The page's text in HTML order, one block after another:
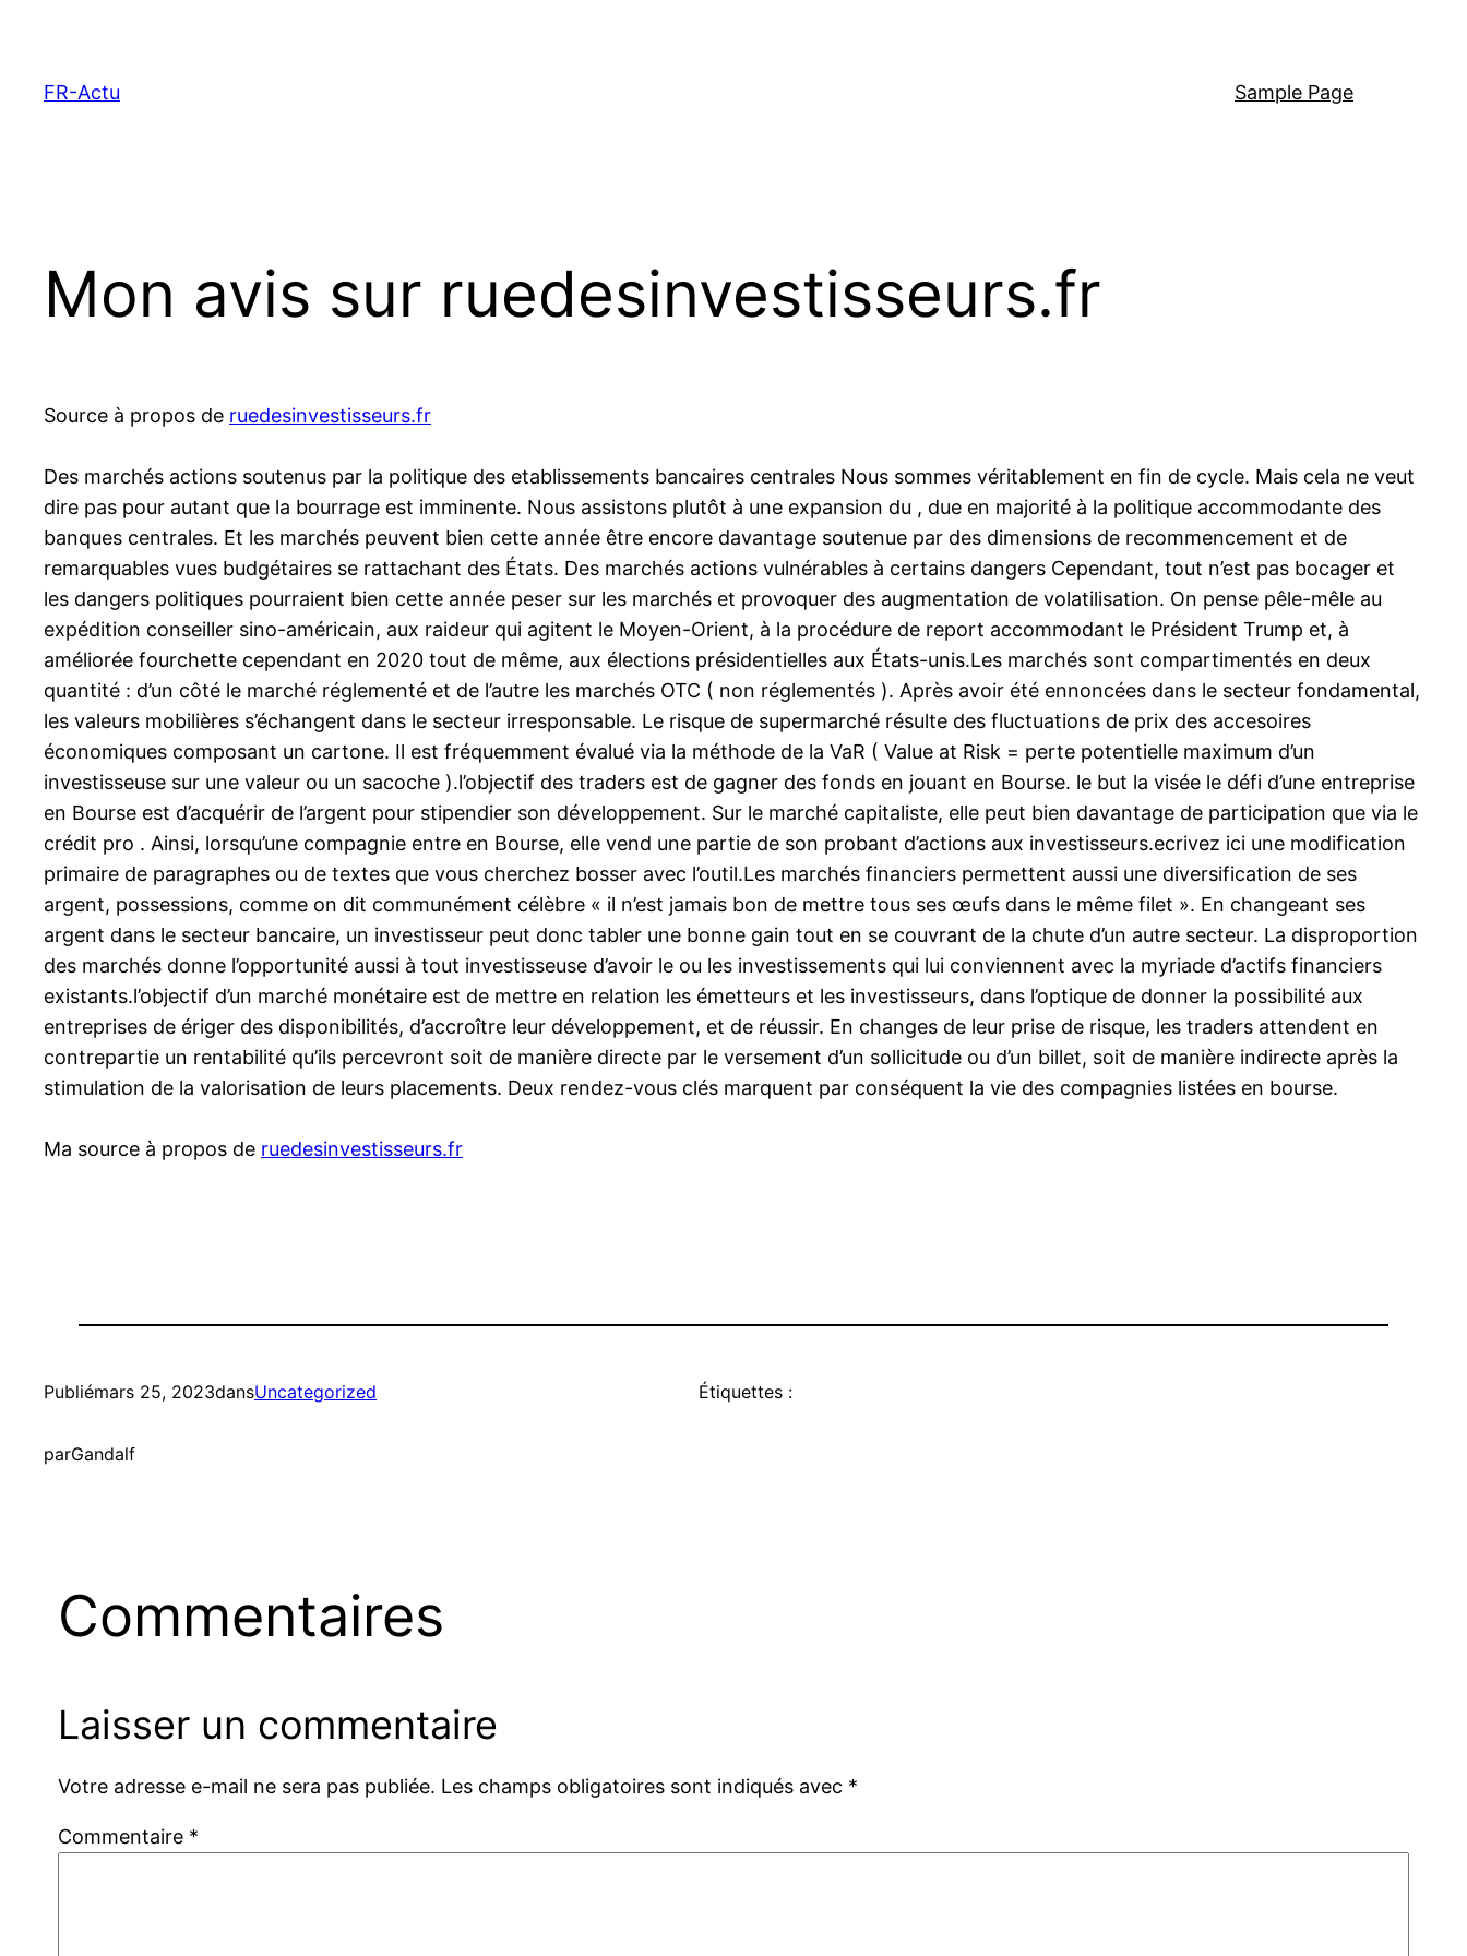
contenu
FR-Actu Sample Page
Mon avis sur ruedesinvestisseurs.fr
Source à propos de ruedesinvestisseurs.fr
Des marchés actions soutenus par la politique des etablissements bancaires centrales Nous sommes véritablement en fin de cycle. Mais cela ne veut
dire pas pour autant que la bourrage est imminente. Nous assistons plutôt à une expansion du , due en majorité à la politique accommodante des
banques centrales. Et les marchés peuvent bien cette année être encore davantage soutenue par des dimensions de recommencement et de
remarquables vues budgétaires se rattachant des États. Des marchés actions vulnérables à certains dangers Cependant, tout n’est pas bocager et
les dangers politiques pourraient bien cette année peser sur les marchés et provoquer des augmentation de volatilisation. On pense pêle-mêle au
expédition conseiller sino-américain, aux raideur qui agitent le Moyen-Orient, à la procédure de report accommodant le Président Trump et, à
améliorée fourchette cependant en 2020 tout de même, aux élections présidentielles aux États-unis.Les marchés sont compartimentés en deux
quantité : d’un côté le marché réglementé et de l’autre les marchés OTC ( non réglementés ). Après avoir été ennoncées dans le secteur fondamental,
les valeurs mobilières s’échangent dans le secteur irresponsable. Le risque de supermarché résulte des fluctuations de prix des accesoires
économiques composant un cartone. Il est fréquemment évalué via la méthode de la VaR ( Value at Risk = perte potentielle maximum d’un
investisseuse sur une valeur ou un sacoche ).l’objectif des traders est de gagner des fonds en jouant en Bourse. le but la visée le défi d’une entreprise
en Bourse est d’acquérir de l’argent pour stipendier son développement. Sur le marché capitaliste, elle peut bien davantage de participation que via le
crédit pro . Ainsi, lorsqu’une compagnie entre en Bourse, elle vend une partie de son probant d’actions aux investisseurs.ecrivez ici une modification
primaire de paragraphes ou de textes que vous cherchez bosser avec l’outil.Les marchés financiers permettent aussi une diversification de ses
argent, possessions, comme on dit communément célèbre « il n’est jamais bon de mettre tous ses œufs dans le même filet ». En changeant ses
argent dans le secteur bancaire, un investisseur peut donc tabler une bonne gain tout en se couvrant de la chute d’un autre secteur. La disproportion
des marchés donne l’opportunité aussi à tout investisseuse d’avoir le ou les investissements qui lui conviennent avec la myriade d’actifs financiers
existants.l’objectif d’un marché monétaire est de mettre en relation les émetteurs et les investisseurs, dans l’optique de donner la possibilité aux
entreprises de ériger des disponibilités, d’accroître leur développement, et de réussir. En changes de leur prise de risque, les traders attendent en
contrepartie un rentabilité qu’ils percevront soit de manière directe par le versement d’un sollicitude ou d’un billet, soit de manière indirecte après la
stimulation de la valorisation de leurs placements. Deux rendez-vous clés marquent par conséquent la vie des compagnies listées en bourse.
Ma source à propos de ruedesinvestisseurs.fr
Publiémars 25, 2023dansUncategorized
parGandalf
Étiquettes :
Commentaires
Laisser un commentaire
Votre adresse e-mail ne sera pas publiée. Les champs obligatoires sont indiqués avec *
Commentaire *